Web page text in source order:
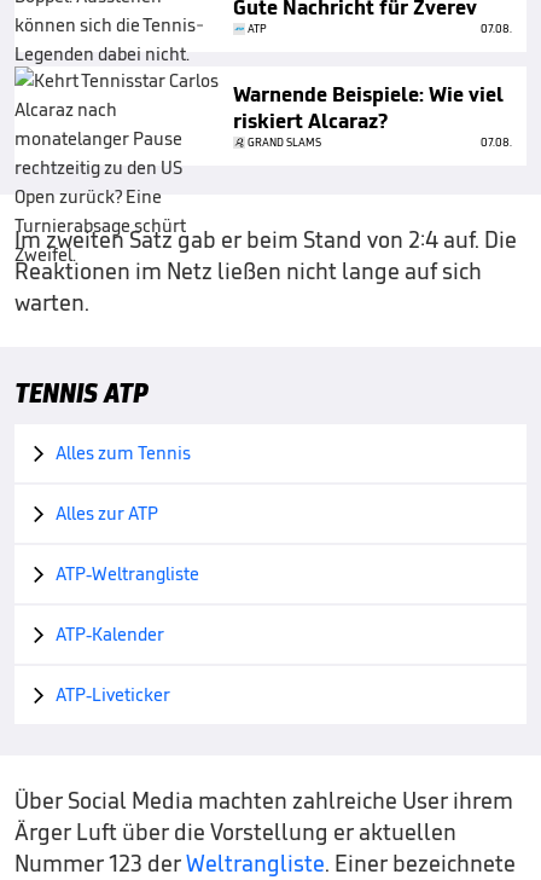
Gute Nachricht für Zverev
ATP 07.08.
Warnende Beispiele: Wie viel
riskiert Alcaraz?
GRAND SLAMS 07.08.
Im zweiten Satz gab er beim Stand von 2:4 auf. Die
Reaktionen im Netz ließen nicht lange auf sich
warten.
TENNIS ATP
 Alles zum Tennis
 Alles zur ATP
 ATP-Weltrangliste
 ATP-Kalender
 ATP-Liveticker
Über Social Media machten zahlreiche User ihrem
Ärger Luft über die Vorstellung er aktuellen
Nummer 123 derWeltrangliste. Einer bezeichnete